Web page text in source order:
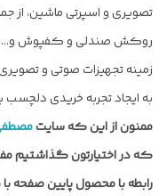
تصویری و اسپرتی ماشین، از
روکش صندلی و کفپوش و… ما
زمینه تجهیزات صوتی و
به ایجاد تجربه خریدی دلچسب
ممنون از این که سایت
که در اختیارتون گذاشتیم
رابطه با محصول پایین صفحه با